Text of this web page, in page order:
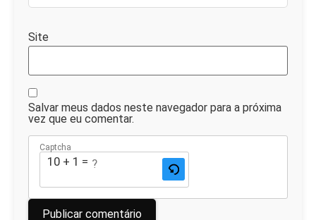
Site
Salvar meus dados neste navegador para a próxima
vez que eu comentar.
Captcha
10 + 1 = ?